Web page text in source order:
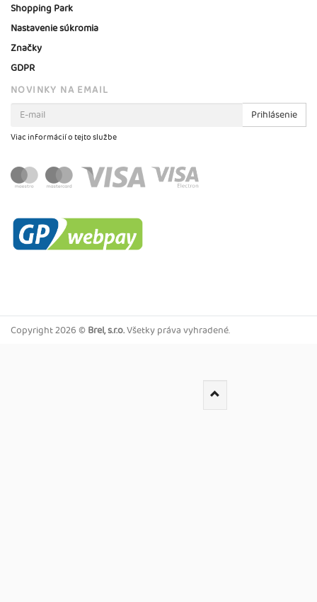
Shopping Park
Nastavenie súkromia
Značky
GDPR
NOVINKY NA EMAIL
Prihlásenie
Viac informácií o tejto službe
Copyright2026 ©Brel, s.r.o.Všetky práva vyhradené.